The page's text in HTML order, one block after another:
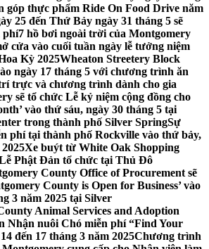
góp thực phẩm Ride On Food Drive năm
25 đến Thứ Bảy ngày 31 tháng 5 sẽ
phí7 hồ bơi ngoài trời của Montgomery
cửa vào cuối tuần ngày lễ tưởng niệm
Kỳ 2025Wheaton Streetery Block
ngày 17 tháng 5 với chương trình ăn
trực và chương trình dành cho gia
sẽ tổ chức Lễ kỷ niệm cộng đồng cho
vào thứ sáu, ngày 30 tháng 5 tại
trong thành phố Silver SpringSự
phí tại thành phố Rockville vào thứ bảy,
Xe buýt từ White Oak Shopping
Phật Đản tổ chức tại Thủ Đô
County Office of Procurement sẽ
County is Open for Business’ vào
3 năm 2025 tại Silver
Animal Services and Adoption
Nhận nuôi Chó miễn phí “Find Your
đến 17 tháng 3 năm 2025Chương trình